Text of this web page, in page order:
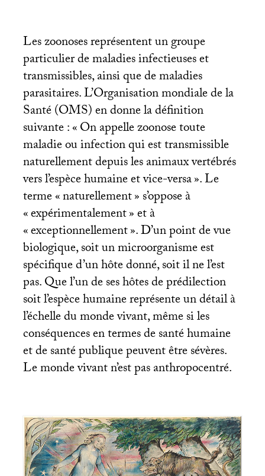
Les zoonoses représentent un groupe
particulier de maladies infectieuses et
transmissibles, ainsi que de maladies
parasitaires. L’Organisation mondiale de la
Santé (OMS) en donne la définition
suivante : «On appelle zoonose toute
maladie ou infection qui est transmissible
naturellement depuis les animaux vertébrés
vers l’espèce humaine et vice-versa». Le
terme «naturellement» s’oppose à
«expérimentalement» et à
«exceptionnellement». D’un point de vue
biologique, soit un microorganisme est
spécifique d’un hôte donné, soit il ne l’est
pas. Que l’un de ses hôtes de prédilection
soit l’espèce humaine représente un détail à
l’échelle du monde vivant, même si les
conséquences en termes de santé humaine
et de santé publique peuvent être sévères.
Le monde vivant n’est pas anthropocentré.